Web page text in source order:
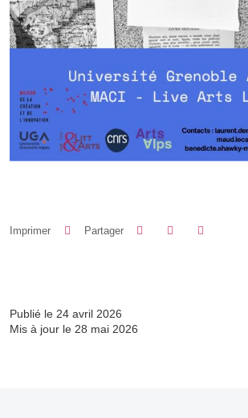
Imprimer Partager Partager sur Facebook
Partager sur
Publié le 24 avril 2026
Mis à jour le 28 mai 2026